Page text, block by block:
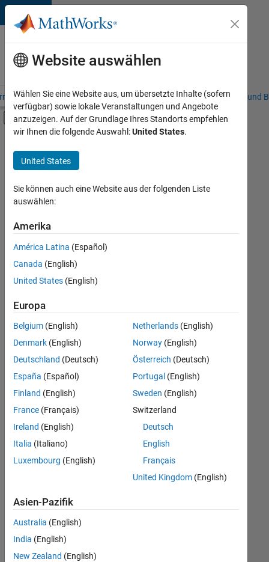
Weiter zum Inhalt
Karriere
bei
MathWorks
– Übersicht Stellensuche Niederlassungen Studierende und
Umschaltung für Off-Canvas-
Hauptinhalt
Praktika
Information Technology
Commercial Sales
Customer Support
Education Sales
Inside Sales
Marketing Services
Human Resources
+7
Derzeit
es
keine
offenen
Stellen,
Ihren
Suchkriterien
entsprechen.
können
die
Suchkriterien
weiter
fassen
oder
alle
Stellenangebote
anzeigen .
noch
keine
offenen
Stellen
Website auswählen
Wählen Sie eine Website aus, um übersetzte Inhalte (sofern
verfügbar) sowie lokale Veranstaltungen und Angebote
anzuzeigen. Auf der Grundlage Ihres Standorts empfehlen
wir Ihnen die folgende Auswahl:United States.
United States
Sie können auch eine Website aus der folgenden Liste
auswählen:
Amerika
América Latina (Español)
Canada (English)
United States (English)
Europa
Belgium (English)
Denmark (English)
Deutschland (Deutsch)
España (Español)
Finland (English)
France (Français)
Ireland (English)
Italia (Italiano)
Luxembourg (English)
Netherlands(English)
Norway(English)
Österreich (Deutsch)
Portugal (English)
Sweden (English)
Switzerland
Deutsch
English
Français
United Kingdom(English)
Asien-Pazifik
Australia (English)
India (English)
New Zealand (English)